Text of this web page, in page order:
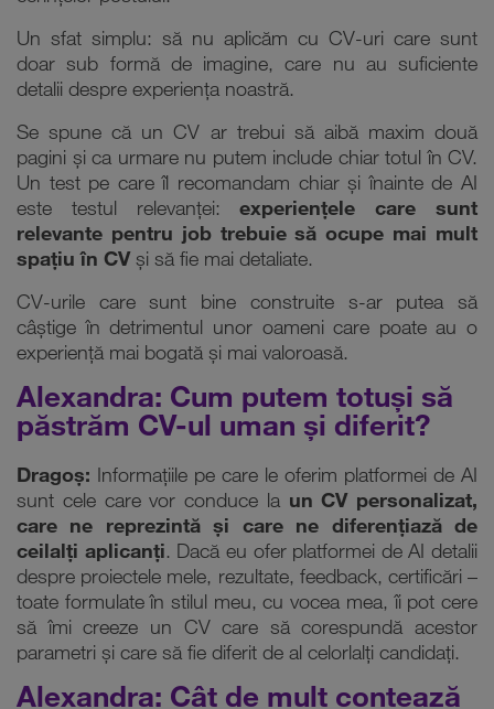
Un sfat simplu: să nu aplicăm cu CV-uri care sunt
doar sub formă de imagine, care nu au suficiente
detalii despre experiența noastră.
Se spune că un CV ar trebui să aibă maxim două
pagini și ca urmare nu putem include chiar totul în CV.
Un test pe care îl recomandam chiar și înainte de AI
este testul relevanței:experiențele care sunt
relevante pentru job trebuie să ocupe mai mult
spațiu în CV și să fie mai detaliate.
CV-urile care sunt bine construite s-ar putea să
câștige în detrimentul unor oameni care poate au o
experiență mai bogată și mai valoroasă.
Alexandra: Cum putem totuși să
păstrăm CV-ul uman și diferit?
Dragoș: Informațiile pe care le oferim platformei de AI
sunt cele care vor conduce la un CV personalizat,
care ne reprezintă și care ne diferențiază de
ceilalți aplicanți. Dacă eu ofer platformei de AI detalii
despre proiectele mele, rezultate, feedback, certificări –
toate formulate în stilul meu, cu vocea mea, îi pot cere
să îmi creeze un CV care să corespundă acestor
parametri și care să fie diferit de al celorlalți candidați.
Alexandra: Cât de mult contează